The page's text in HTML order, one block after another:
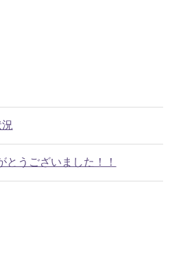
とうございました！！